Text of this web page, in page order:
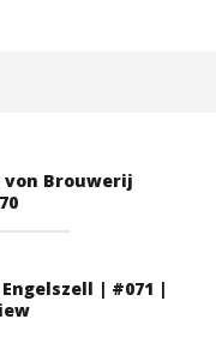
von Brouwerij
| #071 |